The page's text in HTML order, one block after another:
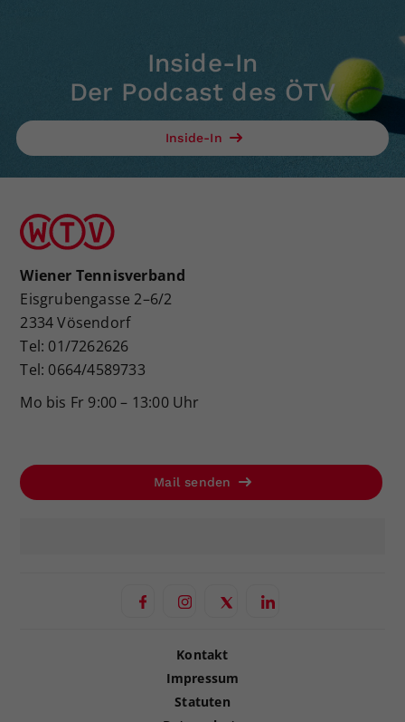
Inside-In
Der Podcast des ÖTV
Inside-In
Wiener Tennisverband
Eisgrubengasse 2–6/2
2334 Vösendorf
Tel: 01/7262626
Tel: 0664/4589733
Mo bis Fr 9:00 – 13:00 Uhr
Mail senden
Kontakt
Impressum
Statuten